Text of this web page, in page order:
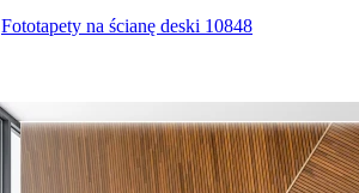
Fototapety na ścianę deski 10848